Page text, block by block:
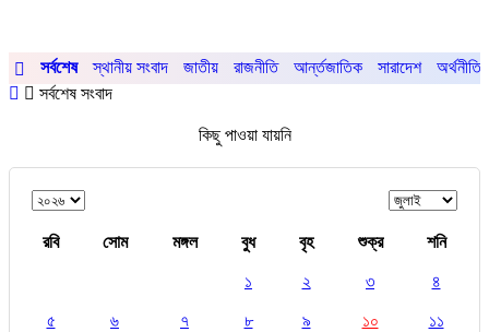
সর্বশেষ স্থানীয় সংবাদ জাতীয় রাজনীতি আর্ন্তজাতিক সারাদেশ
অর্থনীতি
সর্বশেষ সংবাদ
কিছু পাওয়া যায়নি
রবি সোম মঙ্গল বুধ বৃহ শুক্র শনি
১ ২ ৩ ৪
৫ ৬ ৭ ৮ ৯ ১০ ১১